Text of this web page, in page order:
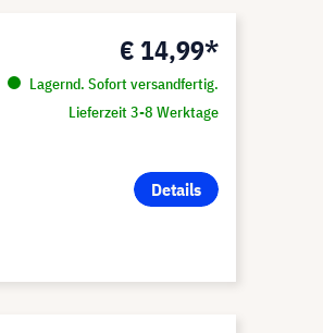
€ 14,99*
Lagernd. Sofort versandfertig.
Lieferzeit 3-8 Werktage
Details